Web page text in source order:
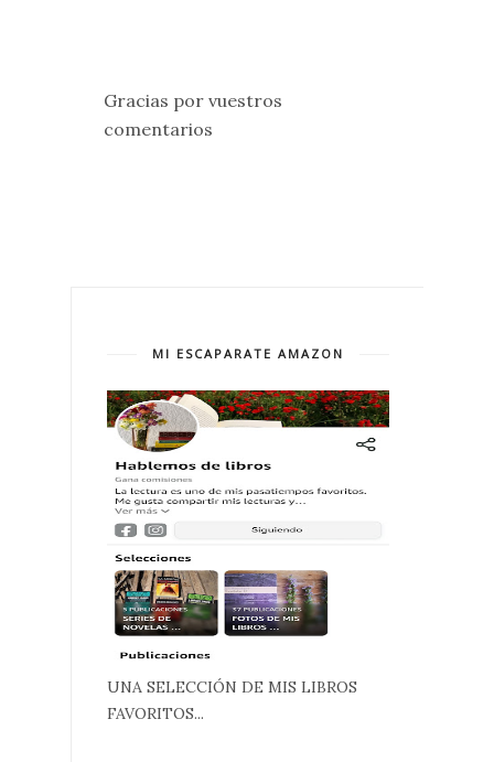
Gracias por vuestros
comentarios
MI ESCAPARATE AMAZON
UNA SELECCIÓN DE MIS LIBROS
FAVORITOS...